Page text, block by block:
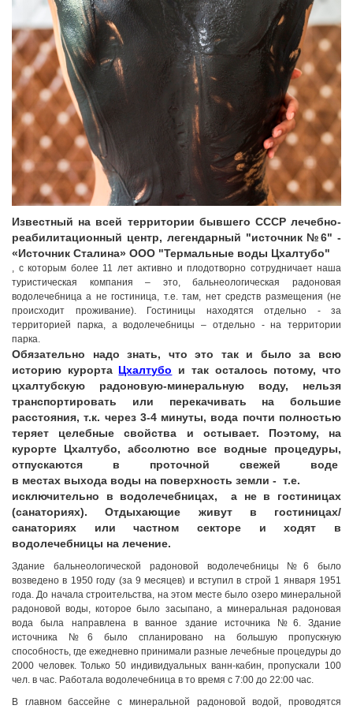
Известный на всей территории бывшего СССР лечебно-
реабилитационный центр, легендарный "источник №6" -
«Источник Сталина» ООО "Термальные воды Цхалтубо"
, с которым более 11 лет активно и плодотворно сотрудничает наша
туристическая компания – это, бальнеологическая радоновая
водолечебница а не гостиница, т.е. там, нет средств размещения (не
происходит проживание). Гостиницы находятся отдельно - за
территорией парка, а водолечебницы – отдельно - на территории
парка.
Обязательно надо знать, что это так и было за всю
историю курорта Цхалтубо и так осталось потому, что
цхалтубскую радоновую-минеральную воду, нельзя
транспортировать или перекачивать на большие
расстояния, т.к. через 3-4 минуты, вода почти полностью
теряет целебные свойства и остывает. Поэтому, на
курорте Цхалтубо, абсолютно все водные процедуры,
отпускаются в проточной свежей воде
в местах выхода воды на поверхность земли - т.е.
исключительно в водолечебницах, а не в гостиницах
(санаториях). Отдыхающие живут в гостиницах/
санаториях или частном секторе и ходят в
водолечебницы на лечение.
Здание бальнеологической радоновой водолечебницы №6 было
возведено в 1950 году (за 9 месяцев) и вступил в строй 1 января 1951
года. До начала строительства, на этом месте было озеро минеральной
радоновой воды, которое было засыпано, а минеральная радоновая
вода была направлена в ванное здание источника №6. Здание
источника №6 было спланировано на большую пропускную
способность, где ежедневно принимали разные лечебные процедуры до
2000 человек. Только 50 индивидуальных ванн-кабин, пропускали 100
чел. в час. Работала водолечебница в то время с 7:00 до 22:00 час.
В главном бассейне с минеральной радоновой водой, проводятся